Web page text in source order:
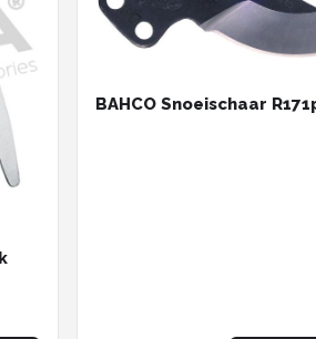
BAHCO Snoeischaar